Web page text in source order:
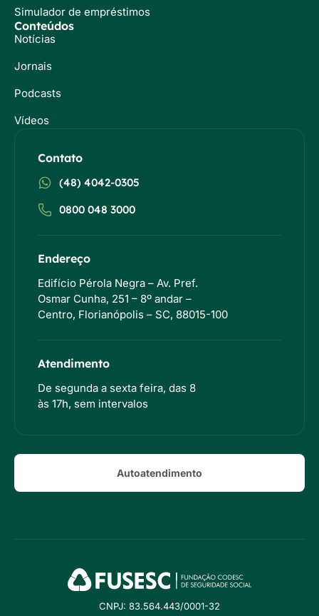
Simulador de empréstimos
Conteúdos
Notícias
Jornais
Podcasts
Vídeos
Contato
(48) 4042-0305
0800 048 3000
Endereço
Edifício Pérola Negra – Av. Pref.
Osmar Cunha, 251 – 8º andar –
Centro, Florianópolis – SC, 88015-100
Atendimento
De segunda a sexta feira, das 8
às 17h, sem intervalos
Autoatendimento
CNPJ: 83.564.443/0001-32